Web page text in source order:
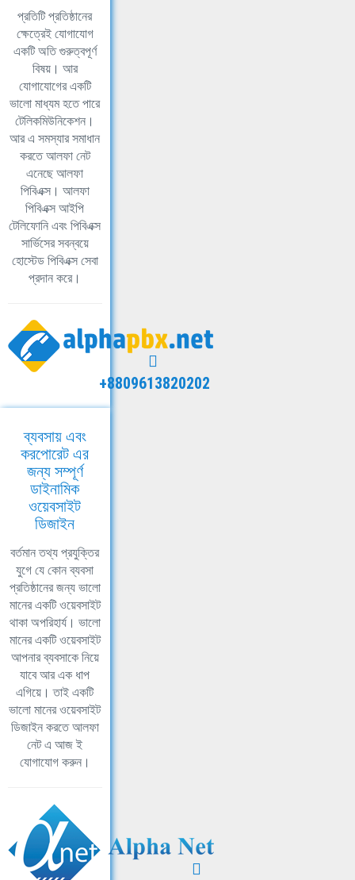
প্রতিটি প্রতিষ্ঠানের
ক্ষেত্রেই যোগাযোগ
একটি অতি গুরুত্বপূর্ণ
বিষয়। আর
যোগাযোগের একটি
ভালো মাধ্যম হতে পারে
টেলিকমিউনিকেশন।
আর এ সমস্যার সমাধান
করতে আলফা নেট
এনেছে আলফা
পিবিএক্স। আলফা
পিবিএক্স আইপি
টেলিফোনি এবং পিবিএক্স
সার্ভিসের সবন্বয়ে
হোস্টেড পিবিএক্স সেবা
প্রদান করে।
+8809613820202
ব্যবসায় এবং
করপোরেট এর
জন্য সম্পূর্ণ
ডাইনামিক
ওয়েবসাইট
ডিজাইন
বর্তমান তথ্য প্রযুক্তির
যুগে যে কোন ব্যবসা
প্রতিষ্ঠানের জন্য ভালো
মানের একটি ওয়েবসাইট
থাকা অপরিহার্য। ভালো
মানের একটি ওয়েবসাইট
আপনার ব্যবসাকে নিয়ে
যাবে আর এক ধাপ
এগিয়ে। তাই একটি
ভালো মানের ওয়েবসাইট
ডিজাইন করতে আলফা
নেট এ আজ ই
যোগাযোগ করুন।